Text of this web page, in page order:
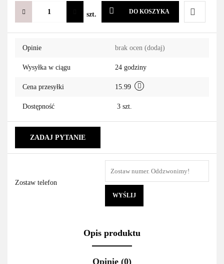
szt. DO KOSZYKA
Do
Opinie brak ocen (dodaj)
Wysyłka w ciągu 24 godziny
Cena przesyłki 15.99
Dostępność 3 szt.
ZADAJ PYTANIE
Zostaw telefon
WYŚLIJ
Opis produktu
Opinie (0)